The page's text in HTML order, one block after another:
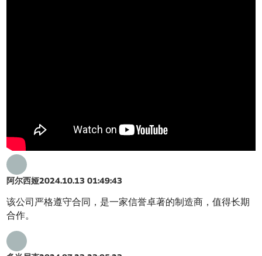
阿尔西娅2024.10.13 01:49:43
该公司严格遵守合同，是一家信誉卓著的制造商，值得长期
合作。